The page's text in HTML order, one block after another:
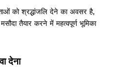
को श्रद्धांजलि देने का अवसर है,
तैयार करने में महत्वपूर्ण भूमिका
देना